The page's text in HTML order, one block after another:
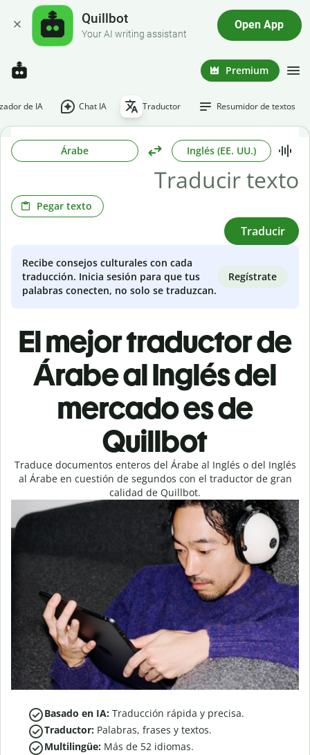
Quillbot
Your AI writing assistant
Open App
Premium
de IA Chat IA Traductor Resumidor de textos
Árabe Inglés (EE. UU.)
Pegar texto
Traducir
Recibe consejos culturales con cada
traducción. Inicia sesión para que tus
palabras conecten, no solo se traduzcan.
Regístrate
El mejor traductor de
Árabe al Inglés del
mercado es de
Quillbot
Traduce documentos enteros del Árabe al Inglés o del Inglés
al Árabe en cuestión de segundos con el traductor de gran
calidad de Quillbot.
Basado en IA: Traducción rápida y precisa.
Traductor: Palabras, frases y textos.
Multilingüe: Más de 52 idiomas.